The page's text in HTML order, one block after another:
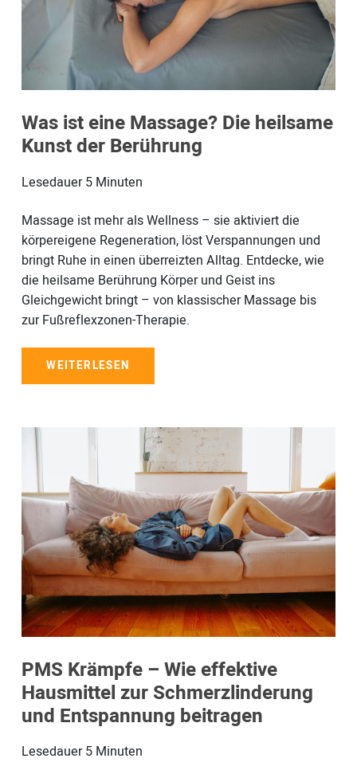
Was ist eine Massage? Die heilsame
Kunst der Berührung
Lesedauer 5 Minuten
Massage ist mehr als Wellness – sie aktiviert die
körpereigene Regeneration, löst Verspannungen und
bringt Ruhe in einen überreizten Alltag. Entdecke, wie
die heilsame Berührung Körper und Geist ins
Gleichgewicht bringt – von klassischer Massage bis
zur Fußreflexzonen-Therapie.
WEITERLESEN
PMS Krämpfe – Wie effektive
Hausmittel zur Schmerzlinderung
und Entspannung beitragen
Lesedauer 5 Minuten